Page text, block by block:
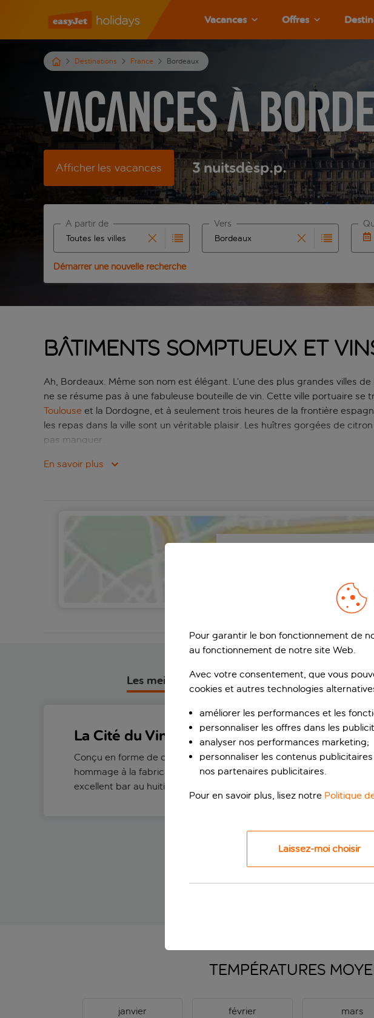
Vacances Offres
Destinations France Bordeaux
Vacances à
Afficher les vacances 3 nuitsdèsp.p.
Commencez à taper pour la saisie automatique. Lorsque les résultats
À partir de
Commencez à taper pour la saisie
Vers
Démarrer une nouvelle recherche
Bâtiments somptueux et
Ah, Bordeaux. Même son nom est élégant. L’une des plus grandes villes
ne se résume pas à une fabuleuse bouteille de vin. Cette ville portuaire
Toulouse et la Dordogne, et à seulement trois heures de la frontière
les repas dans la ville sont un véritable plaisir. Les huîtres gorgées de
pas manquer.
Il y en a pour tous les goûts pour des vacances à Bordeaux. La ville est
qui viennent uniquement pour l’environnement rural, pour s’attaquer aux
En savoir plus
Les meilleures choses à faire Meilleures
La Cité du Vin
Conçu en forme de carafe à vin, ce musée fascinant rend
hommage à la fabrication du vin à travers les siècles, et abrite un
excellent bar au huitième étage.
TEMPÉRATURES
janvier février mars
Pour garantir le bon fonctionnement de
au fonctionnement de notre site Web.
Avec votre consentement, que vous
cookies et autres technologies
améliorer les performances et les
personnaliser les offres dans les
analyser nos performances marketing;
personnaliser les contenus
nos partenaires publicitaires.
Pour en savoir plus, lisez notre Politique
Laissez-moi choisir